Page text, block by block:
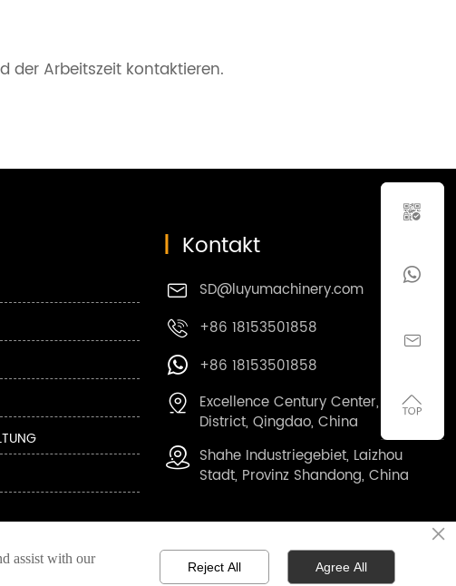
der Arbeitszeit kontaktieren.
| Kontakt
 SD@luyumachinery.com
 +86 18153501858
 +86 18153501858
 Excellence Century Center, Shibei
District, Qingdao, China
 Shahe Industriegebiet, Laizhou
Stadt, Provinz Shandong, China




×
assist with our
Reject All Agree All